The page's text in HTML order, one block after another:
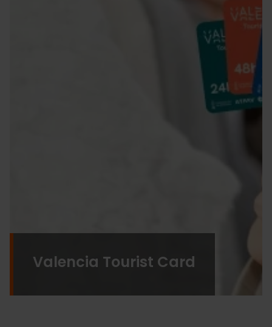
Valencia Tourist Card